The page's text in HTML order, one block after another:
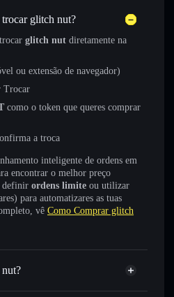
glitch nut?
glitch nut diretamente na
ou extensão de navegador)
Trocar
como o token que queres comprar
a troca
inteligente de ordens em
encontrar o melhor preço
definir ordens limite ou utilizar
para automatizares as tuas
vê Como Comprar glitch